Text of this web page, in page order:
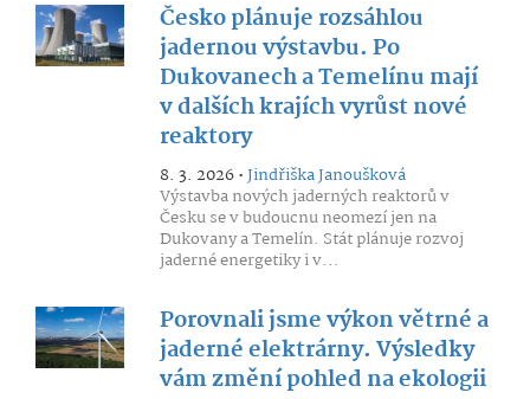
Česko plánuje rozsáhlou
jadernou výstavbu. Po
Dukovanech a Temelínu mají
v dalších krajích vyrůst nové
reaktory
8. 3. 2026 •Jindřiška Janoušková
Výstavba nových jaderných reaktorů v
Česku se v budoucnu neomezí jen na
Dukovany a Temelín. Stát plánuje rozvoj
jaderné energetiky i v...
Porovnali jsme výkon větrné a
jaderné elektrárny. Výsledky
vám změní pohled na ekologii